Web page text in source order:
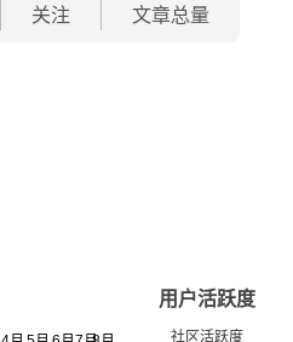
关注 文章总量
用户活跃度